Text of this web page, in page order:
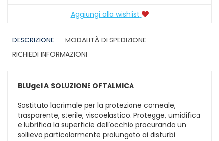
Aggiungi alla wishlist
DESCRIZIONE
MODALITÀ DI SPEDIZIONE
RICHIEDI INFORMAZIONI
BLUgel A SOLUZIONE OFTALMICA
Sostituto lacrimale per la protezione corneale,
trasparente, sterile, viscoelastico. Protegge, umidifica
e lubrifica la superficie dell’occhio procurando un
sollievo particolarmente prolungato ai disturbi